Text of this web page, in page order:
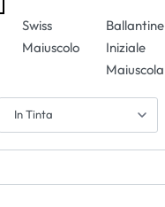
Swiss
Maiuscolo
Ballantine
Iniziale
Maiuscola